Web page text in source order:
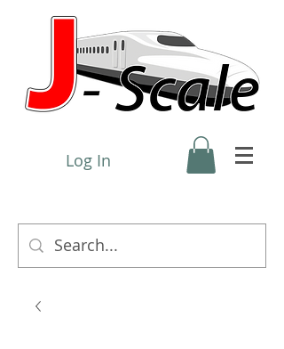
Log In